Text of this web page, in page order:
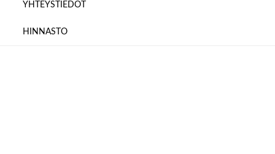
YHTEYSTIEDOT
HINNASTO